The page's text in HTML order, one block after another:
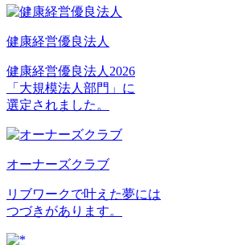
健康経営優良法人
健康経営優良法人2026
「大規模法人部門」に
選定されました。
オーナーズクラブ
リブワークで叶えた夢には
つづきがあります。